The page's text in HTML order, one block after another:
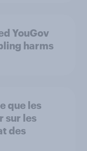
YouGov
harms
que les
sur les
des